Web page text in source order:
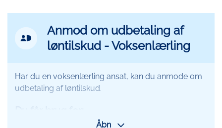
MitId
Anmod om udbetaling af
løntilskud - Voksenlærling
Åbn
Har du en voksenlærling ansat, kan du anmode om
udbetaling af løntilskud.